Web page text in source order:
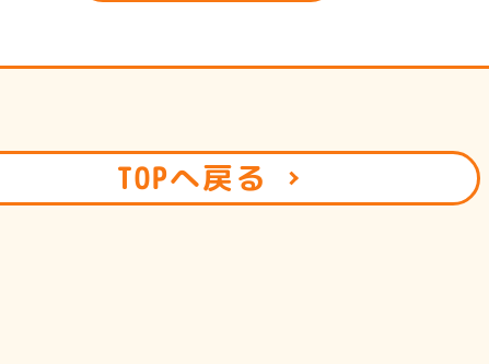
安全な管理に必要な、知識・規定を全職員に周知
守 TOPへ戻る